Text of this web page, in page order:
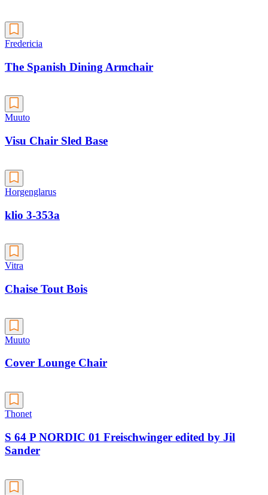
Fredericia
The Spanish Dining Armchair
Muuto
Visu Chair Sled Base
Horgenglarus
klio 3-353a
Vitra
Chaise Tout Bois
Muuto
Cover Lounge Chair
Thonet
S 64 P NORDIC 01 Freischwinger edited by Jil
Sander